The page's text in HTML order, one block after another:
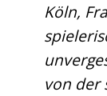
Köln,
von der